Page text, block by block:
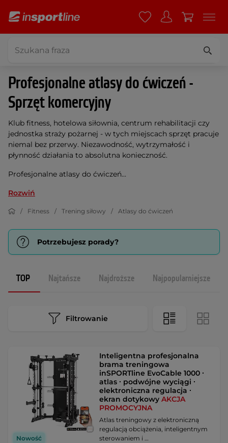
Profesjonalne atlasy do ćwiczeń -
Sprzęt komercyjny
Klub fitness, hotelowa siłownia, centrum rehabilitacji czy
jednostka straży pożarnej - w tych miejscach sprzęt pracuje
niemal bez przerwy. Niezawodność, wytrzymałość i
płynność działania to absolutna konieczność.
Profesjonalne atlasy do ćwiczeń...
Rozwiń
Fitness Trening siłowy Atlasy do ćwiczeń
Potrzebujesz porady?
TOP Najtańsze Najdroższe Najpopularniejsze
Filtrowanie
Nowość
Inteligentna profesjonalna
brama treningowa
inSPORTline EvoCable 1000 ∙
atlas ∙ podwójne wyciągi ∙
elektroniczna regulacja ∙
ekran dotykowyAKCJA
PROMOCYJNA
Atlas treningowy z elektroniczną
regulacją obciążenia, inteligentnym
sterowaniem i …